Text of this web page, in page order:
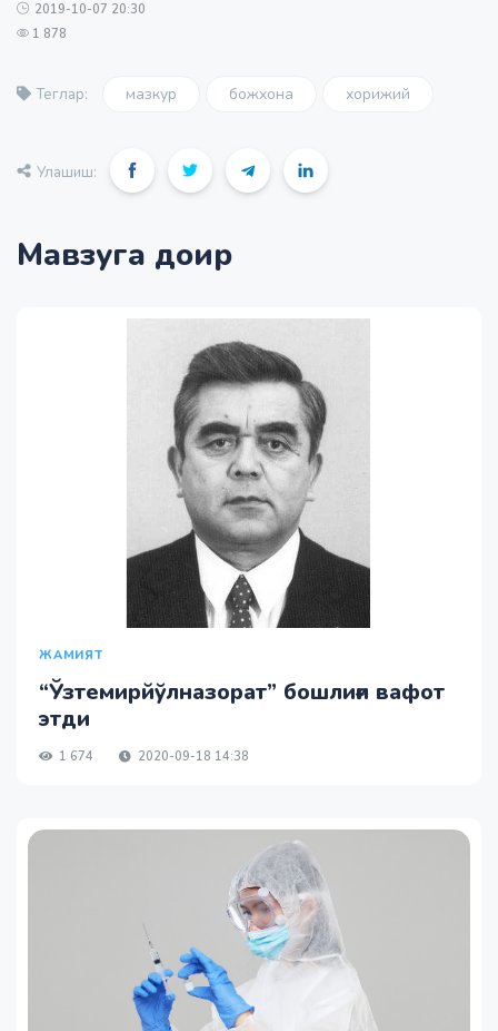
2019-10-07 20:30
1 878
Теглар: мазкур божхона хорижий
Улашиш:
Мавзуга доир
ЖАМИЯТ
“Ўзтемирйўлназорат” бошлиғи вафот
этди
1 674 2020-09-18 14:38